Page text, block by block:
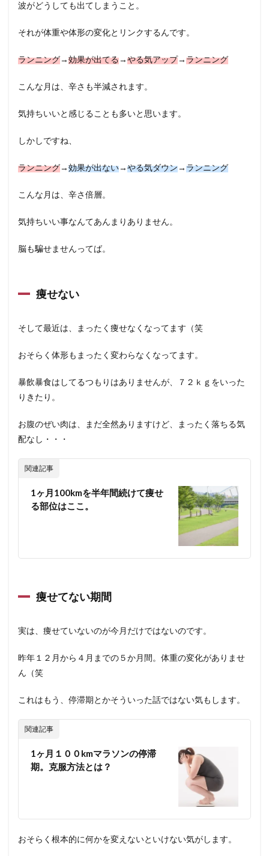
波がどうしても出てしまうこと。
それが体重や体形の変化とリンクするんです。
ランニング→効果が出てる→やる気アップ→ランニング
こんな月は、辛さも半減されます。
気持ちいいと感じることも多いと思います。
しかしですね、
ランニング→効果が出ない→やる気ダウン→ランニング
こんな月は、辛さ倍層。
気持ちいい事なんてあんまりありません。
脳も騙せませんってば。
痩せない
そして最近は、まったく痩せなくなってます（笑
おそらく体形もまったく変わらなくなってます。
暴飲暴食はしてるつもりはありませんが、７２ｋｇをいった
りきたり。
お腹のぜい肉は、まだ全然ありますけど、まったく落ちる気
配なし・・・
関連記事
1ヶ月100kmを半年間続けて痩せ
る部位はここ。
痩せてない期間
実は、痩せていないのが今月だけではないのです。
昨年１２月から４月までの５か月間。体重の変化がありませ
ん（笑
これはもう、停滞期とかそういった話ではない気もします。
関連記事
1ヶ月１００kmマラソンの停滞
期。克服方法とは？
おそらく根本的に何かを変えないといけない気がします。